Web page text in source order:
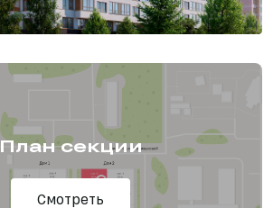
План секции
Смотреть